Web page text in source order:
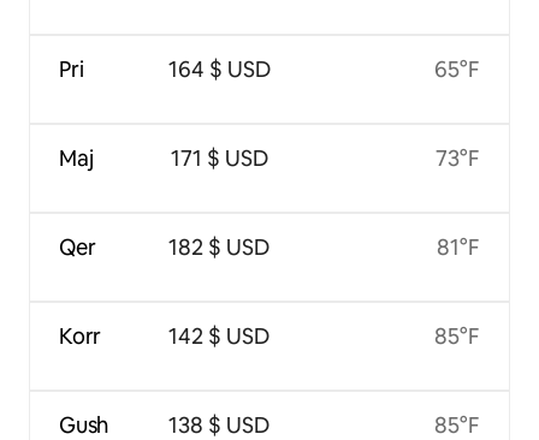
Pri
Maj
Qer
Korr
Gush
164 $ USD
171 $ USD
182 $ USD
142 $ USD
138 $ USD
65°F
73°F
81°F
85°F
85°F